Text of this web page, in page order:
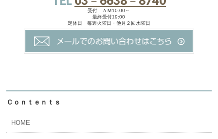
受付 ＡＭ10:00～
最終受付19:00
定休日 毎週火曜日・他月２回水曜日
Ｃｏｎｔｅｎｔｓ
HOME